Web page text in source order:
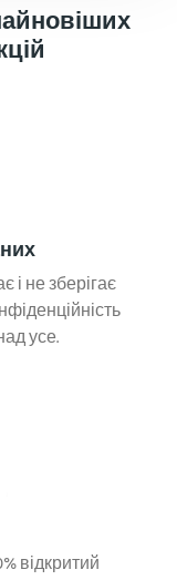
і не зберігає
усе.
відкритий